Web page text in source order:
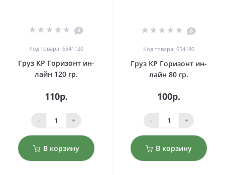
0
Код товара: 6541120
Груз КР Горизонт ин-
лайн 120 гр.
110р.
- +
В корзину
0
Код товара: 654180
Груз КР Горизонт ин-
лайн 80 гр.
100р.
- +
В корзину